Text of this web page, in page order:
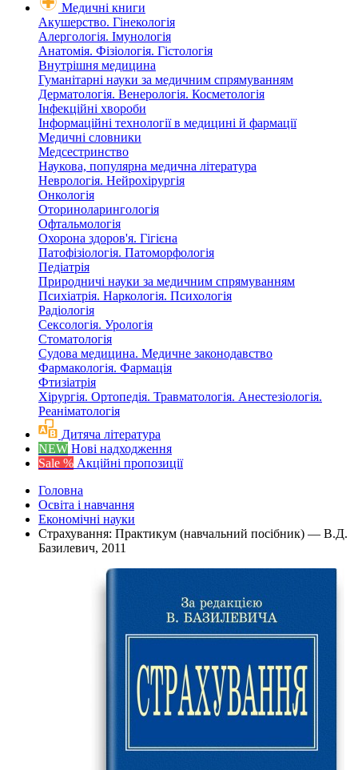
Медичні книги
Акушерство. Гінекологія
Алергологія. Імунологія
Анатомія. Фізіологія. Гістологія
Внутрішня медицина
Гуманітарні науки за медичним спрямуванням
Дерматологія. Венерологія. Косметологія
Інфекційні хвороби
Інформаційні технології в медицині й фармації
Медичні словники
Медсестринство
Наукова, популярна медична література
Неврологія. Нейрохірургія
Онкологія
Оториноларингологія
Офтальмологія
Охорона здоров'я. Гігієна
Патофізіологія. Патоморфологія
Педіатрія
Природничі науки за медичним спрямуванням
Психіатрія. Наркологія. Психологія
Радіологія
Сексологія. Урологія
Стоматологія
Судова медицина. Медичне законодавство
Фармакологія. Фармація
Фтизіатрія
Хірургія. Ортопедія. Травматологія. Анестезіологія.
Реаніматологія
Дитяча література
NEW Нові надходження
Sale % Акційні пропозиції
Головна
Освіта і навчання
Економічні науки
Страхування: Практикум (навчальний посібник) — В.Д.
Базилевич, 2011